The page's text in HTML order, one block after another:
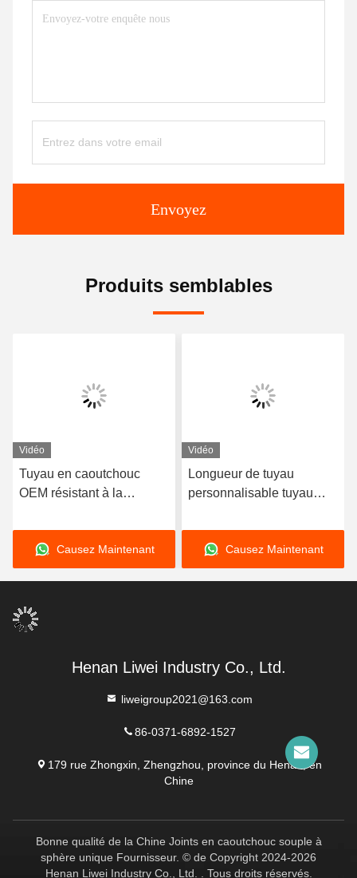
Envoyez
Produits semblables
Vidéo
Tuyau en caoutchouc
OEM résistant à la
personnalisé, doté d'un
matériau de doublure en
néoprène EPDM et nitrile
durable pour plus de
performances
Causez Maintenant
Vidéo
Longueur de tuyau
personnalisable tuyau
conçu avec une épaisseur
de revêtement de 3 à 8
mm offrant une excellente
Causez Maintenant
Henan Liwei Industry Co., Ltd.
liweigroup2021@163.com
86-0371-6892-1527
179 rue Zhongxin, Zhengzhou, province du Henan, en
Chine
Bonne qualité de la Chine Joints en caoutchouc souple à
sphère unique Fournisseur. © de Copyright 2024-2026
Henan Liwei Industry Co., Ltd. . Tous droits réservés.